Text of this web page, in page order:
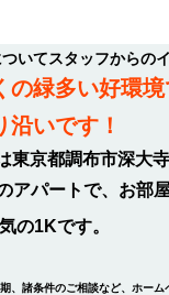
いてスタッフからの
の緑多い好
いです！
東京都調布市深大
アパートで、お部
の1Kです。
、諸条件のご相談など、ホー